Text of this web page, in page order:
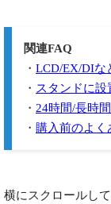
関連FAQ
・ LCD/EX/DIな
・ スタンドに
・ 24時間/長時
・ 購入前のよく
横にスクロールし